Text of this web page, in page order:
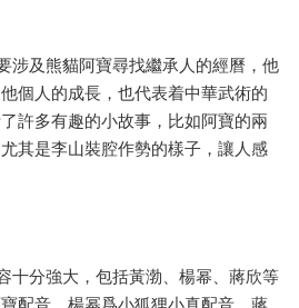
涉及熊貓阿寶尋找繼承人的經曆，他
個人的成長，也代表着中華武術的
許多有趣的小故事，比如阿寶的兩
其是李山裝腔作勢的樣子，讓人感
十分強大，包括黃渤、楊幂、蔣欣等